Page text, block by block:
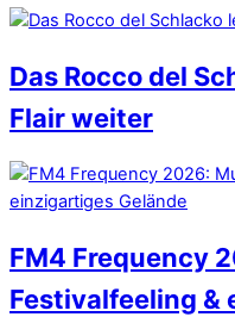
Das Rocco del
Flair weiter
FM4 Frequency
Festivalfeeling &